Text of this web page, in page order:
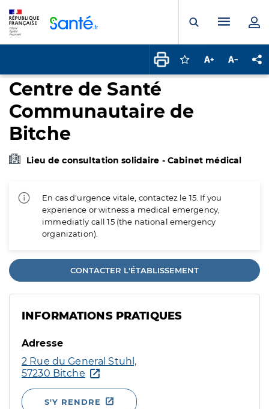
Ouvrir laMenu
Connectez-vous
Augmenter la
Centre de Santé
Communautaire de
Bitche
Lieu de consultation solidaire - Cabinet médical
En cas d'urgence vitale, contactez le 15. If you
experience or witness a medical emergency,
immediatly call 15 (the national emergency
organization).
CONTACTER L'ÉTABLISSEMENT
INFORMATIONS PRATIQUES
Adresse
2 Rue du General Stuhl,
57230 Bitche
S'Y RENDRE